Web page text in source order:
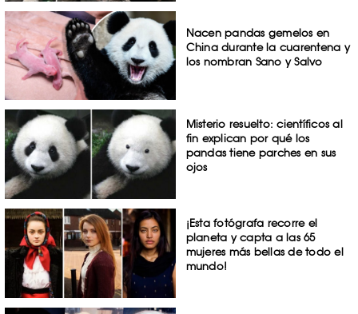
Nacen pandas gemelos en
China durante la cuarentena y
los nombran Sano y Salvo
Misterio resuelto: científicos al
fin explican por qué los
pandas tiene parches en sus
ojos
¡Esta fotógrafa recorre el
planeta y capta a las 65
mujeres más bellas de todo el
mundo!